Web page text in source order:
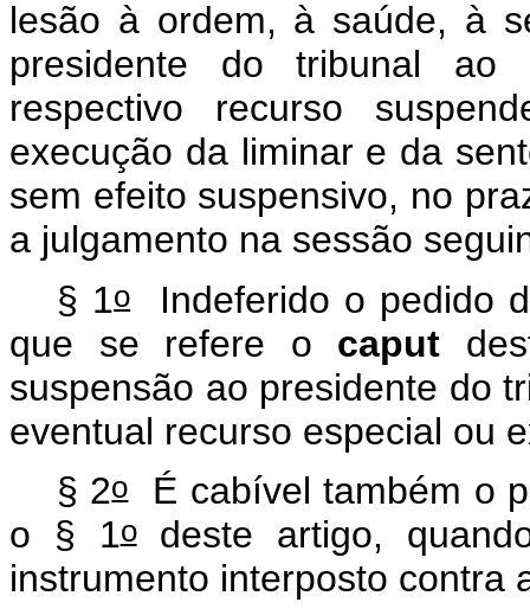
lesão à ordem, à saúde, à
presidente do tribunal ao
respectivo recurso
execução da liminar e da
sem efeito suspensivo, no
a julgamento na sessão
§ 1oIndeferido o pedido
que se refere o caput
suspensão ao presidente do
eventual recurso especial ou
§ 2oÉ cabível também o
o § 1odeste artigo,
instrumento interposto